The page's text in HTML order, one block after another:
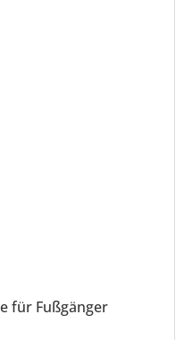
für Fußgänger